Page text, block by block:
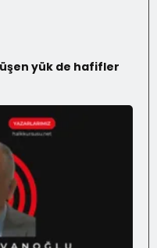
yük de hafifler